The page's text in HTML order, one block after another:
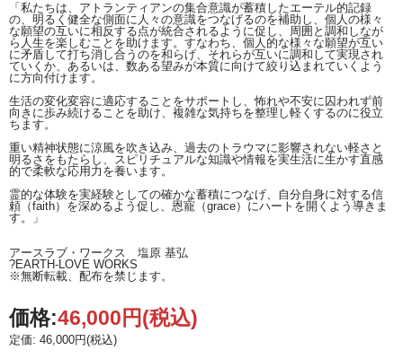
「私たちは、アトランティアンの集合意識が蓄積したエーテル的記録
の、明るく健全な側面に人々の意識をつなげるのを補助し、個人の様々
な願望の互いに相反する点が統合されるように促し、周囲と調和しなが
ら人生を楽しむことを助けます。すなわち、個人的な様々な願望が互い
に矛盾して打ち消し合うのを和らげ、それらが互いに調和して実現され
ていくか、あるいは、数ある望みが本質に向けて絞り込まれていくよう
に方向付けます。
生活の変化変容に適応することをサポートし、怖れや不安に囚われず前
向きに歩み続けることを助け、複雑な気持ちを整理し軽くするのに役立
ちます。
重い精神状態に涼風を吹き込み、過去のトラウマに影響されない軽さと
明るさをもたらし、スピリチュアルな知識や情報を実生活に生かす直感
的で柔軟な応用力を養います。
霊的な体験を実経験としての確かな蓄積につなげ、自分自身に対する信
頼（faith）を深めるよう促し、恩寵（grace）にハートを開くよう導きま
す。」
アースラブ・ワークス 塩原 基弘
?EARTH-LOVE WORKS
※無断転載、配布を禁じます。
価格:46,000円(税込)
定価: 46,000円(税込)